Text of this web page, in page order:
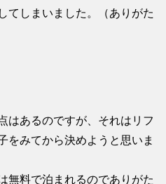
てしまいました。（ありがた
はあるのですが、それはリフ
をみてから決めようと思いま
無料で泊まれるのでありがた